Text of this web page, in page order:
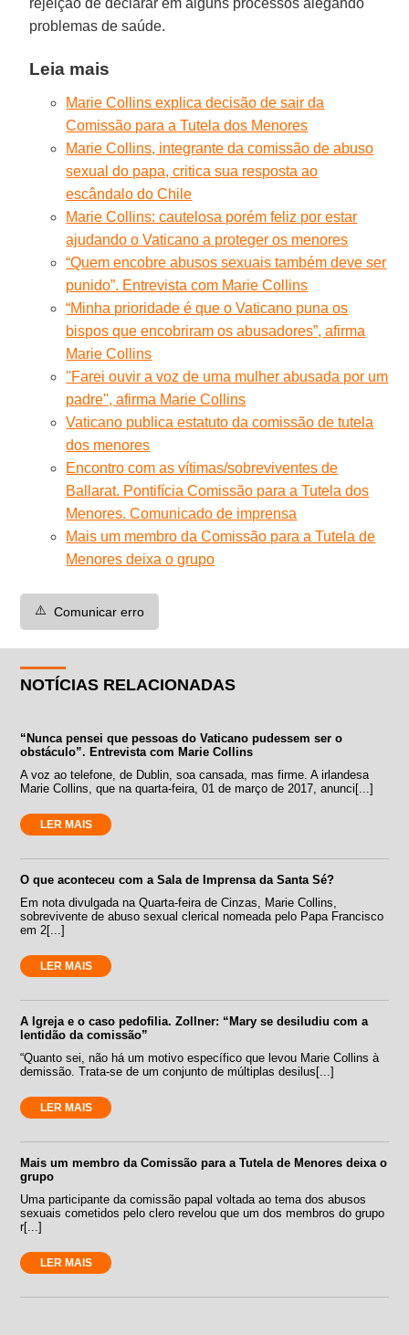
problemas de saúde.
Leia mais
Marie Collins explica decisão de sair da
Comissão para a Tutela dos Menores
Marie Collins, integrante da comissão de abuso
sexual do papa, critica sua resposta ao
escândalo do Chile
Marie Collins: cautelosa porém feliz por estar
ajudando o Vaticano a proteger os menores
“Quem encobre abusos sexuais também deve ser
punido”. Entrevista com Marie Collins
“Minha prioridade é que o Vaticano puna os
bispos que encobriram os abusadores”, afirma
Marie Collins
''Farei ouvir a voz de uma mulher abusada por um
padre'', afirma Marie Collins
Vaticano publica estatuto da comissão de tutela
dos menores
Encontro com as vítimas/sobreviventes de
Ballarat. Pontifícia Comissão para a Tutela dos
Menores. Comunicado de imprensa
Mais um membro da Comissão para a Tutela de
Menores deixa o grupo
⚠️ Comunicar erro
NOTÍCIAS RELACIONADAS
“Nunca pensei que pessoas do Vaticano pudessem ser o
obstáculo”. Entrevista com Marie Collins
A voz ao telefone, de Dublin, soa cansada, mas firme. A irlandesa
Marie Collins, que na quarta-feira, 01 de março de 2017, anunci[...]
LER MAIS
O que aconteceu com a Sala de Imprensa da Santa Sé?
Em nota divulgada na Quarta-feira de Cinzas, Marie Collins,
sobrevivente de abuso sexual clerical nomeada pelo Papa Francisco
em 2[...]
LER MAIS
A Igreja e o caso pedofilia. Zollner: “Mary se desiludiu com a
lentidão da comissão”
“Quanto sei, não há um motivo específico que levou Marie Collins à
demissão. Trata-se de um conjunto de múltiplas desilus[...]
LER MAIS
Mais um membro da Comissão para a Tutela de Menores deixa o
grupo
Uma participante da comissão papal voltada ao tema dos abusos
sexuais cometidos pelo clero revelou que um dos membros do grupo
r[...]
LER MAIS